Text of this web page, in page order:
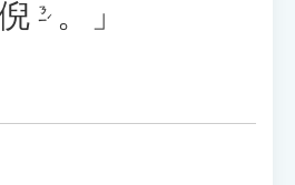
ㄋㄧˊ 。」